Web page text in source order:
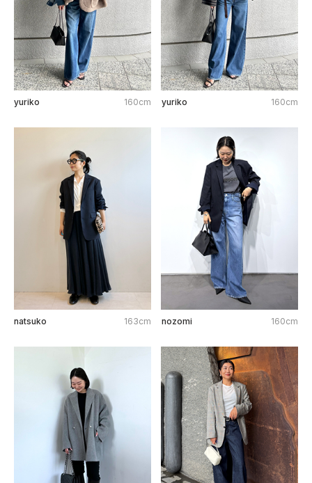
yuriko 160cm yuriko 160cm
natsuko 163cm nozomi 160cm